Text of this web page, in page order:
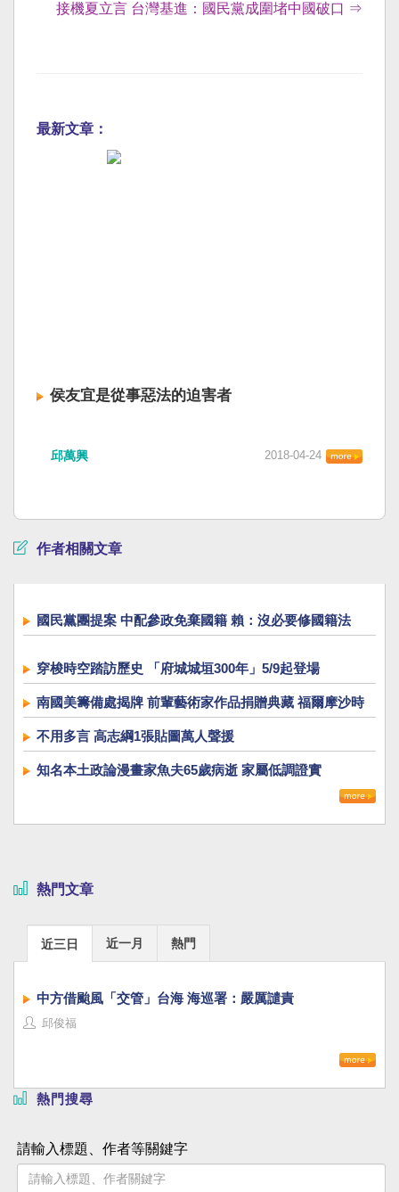
接機夏立言 台灣基進：國民黨成圍堵中國破口 ⇒
最新文章：
侯友宜是從事惡法的迫害者
邱萬興 2018-04-24
作者相關文章
國民黨團提案 中配參政免棄國籍 賴：沒必要修國籍法
穿梭時空踏訪歷史 「府城城垣300年」5/9起登場
南國美籌備處揭牌 前輩藝術家作品捐贈典藏 福爾摩沙時
代展開展
不用多言 高志綱1張貼圖萬人聲援
知名本土政論漫畫家魚夫65歲病逝 家屬低調證實
熱門文章
近三日 近一月 熱門
中方借颱風「交管」台海 海巡署：嚴厲譴責
邱俊福
熱門搜尋
請輸入標題、作者等關鍵字